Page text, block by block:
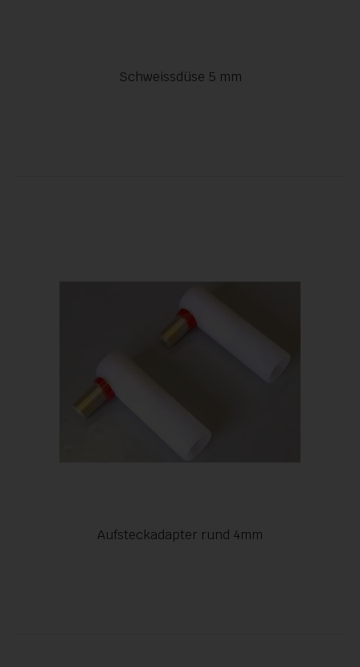
Schweissdüse 5 mm
Aufsteckadapter rund 4mm